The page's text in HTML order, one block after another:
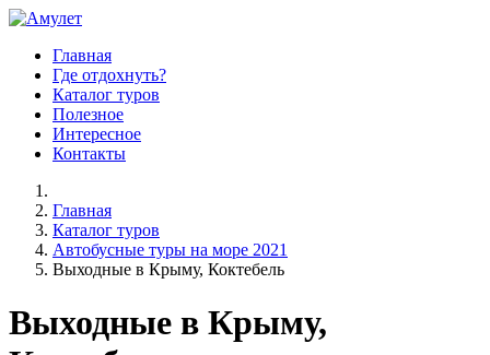
Главная
Где отдохнуть?
Каталог туров
Полезное
Интересное
Контакты
Главная
Каталог туров
Автобусные туры на море 2021
Выходные в Крыму, Коктебель
Выходные в Крыму,